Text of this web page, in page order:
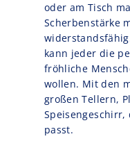
oder am Tisch
Scherbenstärke
kann jeder die
fröhliche
wollen. Mit den
großen Tellern,
Speisengeschirr,
passt.